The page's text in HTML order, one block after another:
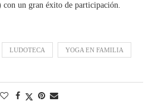
un gran éxito de participación.
LUDOTECA YOGA EN FAMILIA